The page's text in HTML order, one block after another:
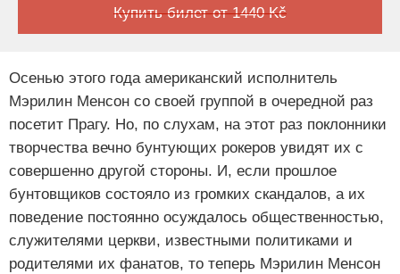
Купить билет от 1440 Kč
Осенью этого года американский исполнитель
Мэрилин Менсон со своей группой в очередной раз
посетит Прагу. Но, по слухам, на этот раз поклонники
творчества вечно бунтующих рокеров увидят их с
совершенно другой стороны. И, если прошлое
бунтовщиков состояло из громких скандалов, а их
поведение постоянно осуждалось общественностью,
служителями церкви, известными политиками и
родителями их фанатов, то теперь Мэрилин Менсон